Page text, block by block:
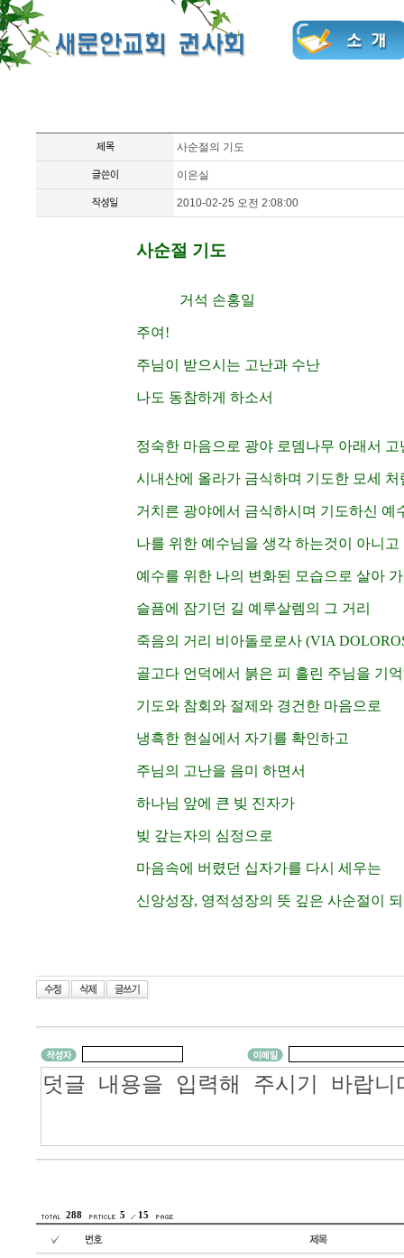
사순절의 기도
이은실
2010-02-25 오전 2:08:00
사순절 기도
거석 손홍일
주여!
주님이 받으시는 고난과 수난
나도 동참하게 하소서
정숙한 마음으로 광야 로뎀나무 아래서
시내산에 올라가 금식하며 기도한 모세 처
거치른 광야에서 금식하시며 기도하신 예
나를 위한 예수님을 생각 하는것이 아니고
예수를 위한 나의 변화된 모습으로 살아
슬픔에 잠기던 길 예루살렘의 그 거리
죽음의 거리 비아돌로로사 (VIA
골고다 언덕에서 붉은 피 흘린 주님을 기
기도와 참회와 절제와 경건한 마음으로
냉흑한 현실에서 자기를 확인하고
주님의 고난을 음미 하면서
하나님 앞에 큰 빚 진자가
빚 갚는자의 심정으로
마음속에 버렸던 십자가를 다시 세우는
신앙성장, 영적성장의 뜻 깊은 사순절이
288 5 15